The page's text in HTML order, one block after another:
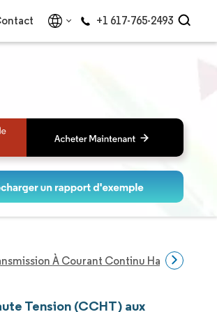
+1 617-765-2493
À Courant Continu Haute
Tension (CCHT) aux